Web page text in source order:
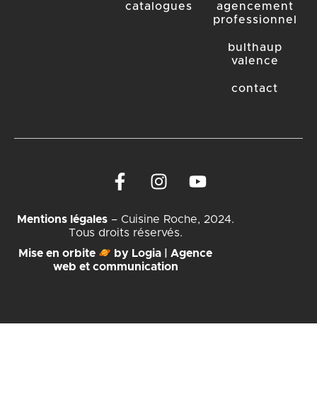
catalogues
agencement
professionnel
bulthaup
valence
contact
Mentions légales – Cuisine Roche, 2024.
Tous droits réservés.
Mise en orbite
by Logia | Agence
web et communication